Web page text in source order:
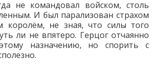
не командовал войском, столь
И был парализован страхом
королём, не зная, что силы того
ли не впятеро. Герцог отчаянно
этому назначению, но спорить с